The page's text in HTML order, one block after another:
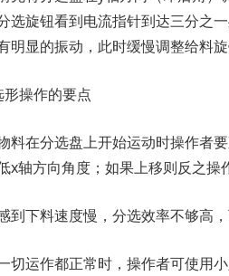
选旋钮看到电流指针到达三分之
明显的振动，此时缓慢调整给料
形操作的要点
料在分选盘上开始运动时操作者
x轴方向角度；如果上移则反之操
到下料速度慢，分选效率不够高
切运作都正常时，操作者可使用